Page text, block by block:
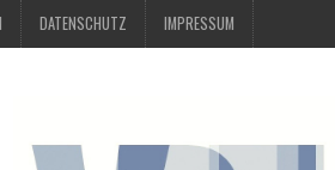
DATENSCHUTZ IMPRESSUM